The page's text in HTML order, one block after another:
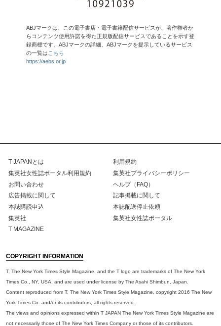
ABJマークは、この電子書店・電子書籍配信サービスが、著作権者か
らコンテンツ使用許諾を得た正規版配信サービスであることを示す登
録商標です。ABJマークの詳細、ABJマークを提示しているサービス
の一覧は こちら
https://aebs.or.jp
T JAPANとは
利用規約
集英社女性誌ポータル利用規約
集英社プライバシーポリシー
お問い合わせ
ヘルプ（FAQ）
広告掲載に関して
記事掲載に関して
本誌購読申込
本誌配送停止依頼
集英社
集英社女性誌ポータル
T MAGAZINE
COPYRIGHT INFORMATION
T, The New York Times Style Magazine, and the T logo are trademarks of The New York
Times Co., NY, USA, and are used under license by The Asahi Shimbun, Japan.
Content reproduced from T, The New York Times Style Magazine, copyright 2016 The New
York Times Co. and/or its contributors, all rights reserved.
The views and opinions expressed within T JAPAN The New York Times Style Magazine are
not necessarily those of The New York Times Company or those of its contributors.